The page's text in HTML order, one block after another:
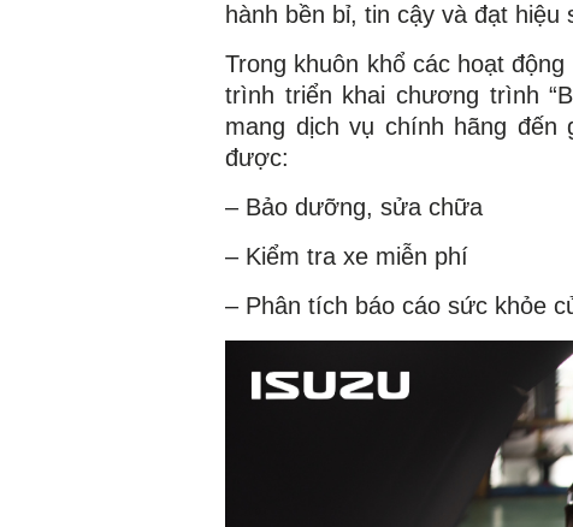
hành bền bỉ, tin cậy và đạt
Trong khuôn khổ các hoạt
trình triển khai chương trình
mang dịch vụ chính hãng
được:
– Bảo dưỡng, sửa chữa
– Kiểm tra xe miễn phí
– Phân tích báo cáo sức khỏe